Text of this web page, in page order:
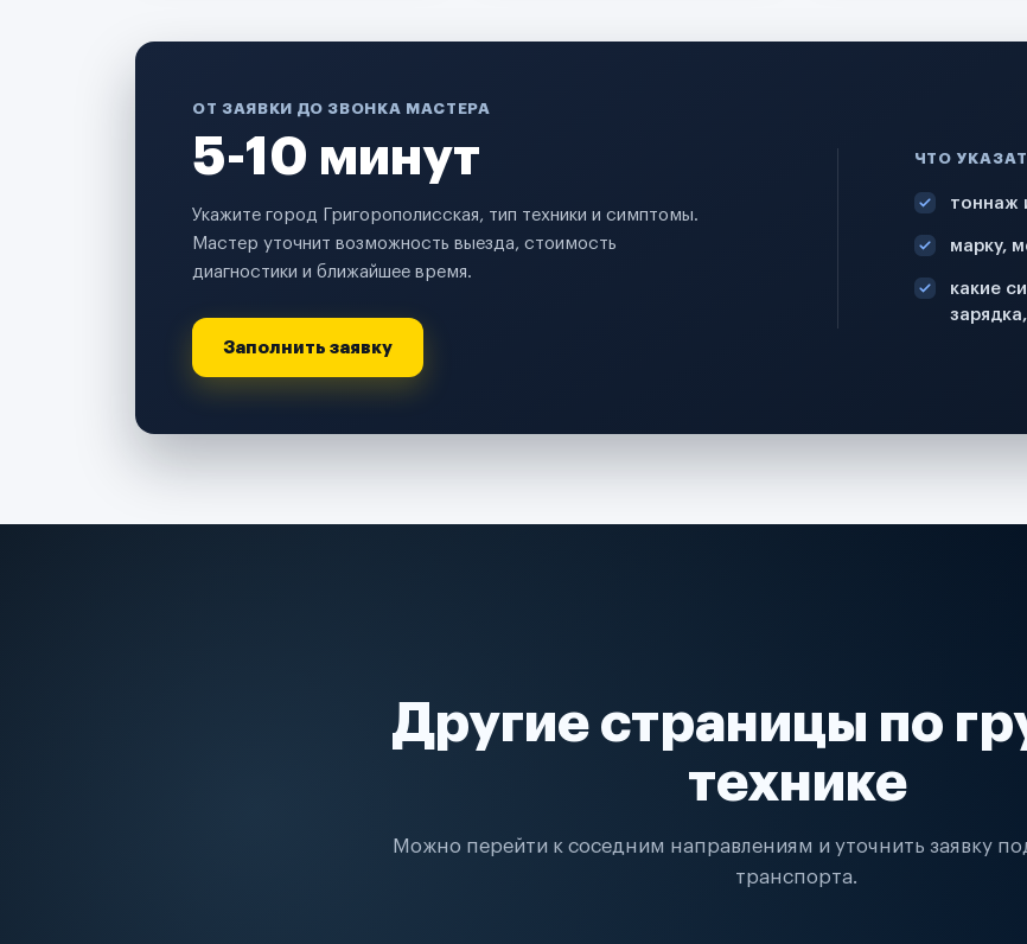
ОТ ЗАЯВКИ ДО ЗВОНКА МАСТЕРА
5-10 минут
Укажите город Григорополисская, тип техники и симптомы.
Мастер уточнит возможность выезда, стоимость
диагностики и ближайшее время.
Заполнить заявку
ЧТО
тоннаж
марку,
какие
Другие страницы по
технике
Можно перейти к соседним направлениям и уточнить заявку
транспорта.